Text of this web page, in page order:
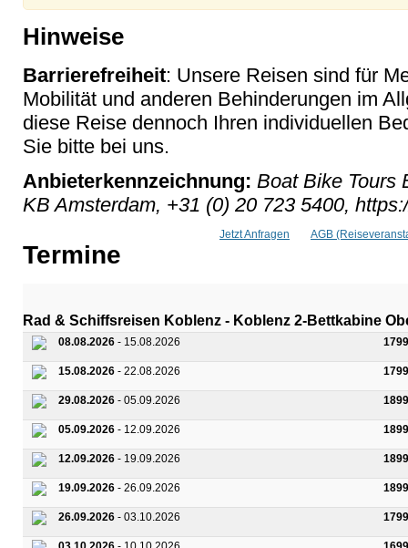
Hinweise
Barrierefreiheit: Unsere Reisen sind für
Mobilität und anderen Behinderungen im
diese Reise dennoch Ihren individuellen
Sie bitte bei uns.
Anbieterkennzeichnung: Boat Bike Tours
KB Amsterdam, +31 (0) 20 723 5400,
Jetzt Anfragen AGB
Termine
Rad & Schiffsreisen Koblenz - Koblenz 2-Bettkabine
08.08.2026 - 15.08.2026
15.08.2026 - 22.08.2026
29.08.2026 - 05.09.2026
05.09.2026 - 12.09.2026
12.09.2026 - 19.09.2026
19.09.2026 - 26.09.2026
26.09.2026 - 03.10.2026